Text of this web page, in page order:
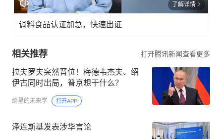
了解详情
调料食品认证加急，快速出证
相关推荐 打开腾讯新闻查看更多
拉夫罗夫突然晋位！梅德韦杰夫、绍
伊古同时出局，普京想干什么？
绮星的未来学 打开APP
泽连斯基发表涉华言论